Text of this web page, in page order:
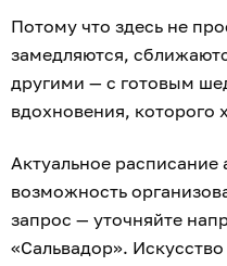
Потому что здесь не
замедляются,
другими — с готовым
вдохновения, которого
Актуальное расписание
возможность
запрос — уточняйте
«Сальвадор».